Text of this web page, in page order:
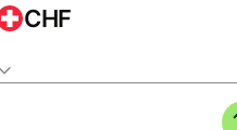
CHF